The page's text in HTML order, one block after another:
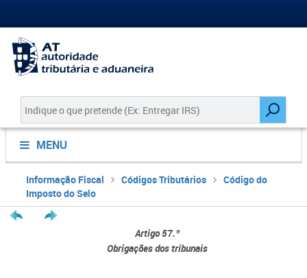
MENU
Informação Fiscal Códigos Tributários
Código do
Imposto do Selo
Artigo 57.º
Obrigações dos tribunais